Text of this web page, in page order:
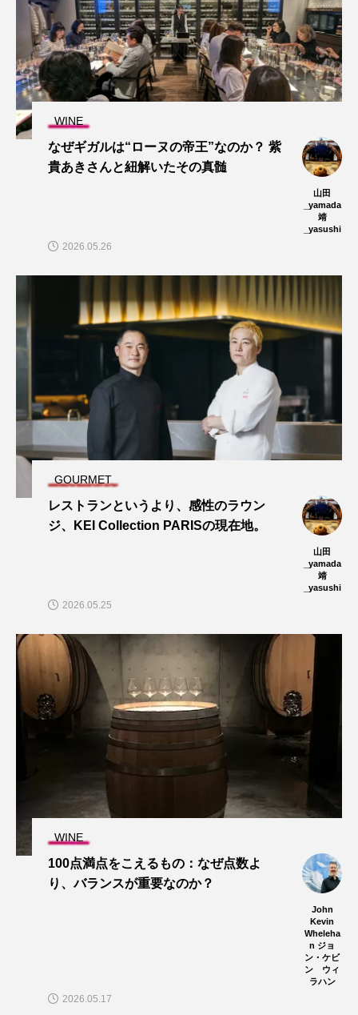
WINE
なぜギガルは“ローヌの帝王”なのか？ 紫
貴あきさんと紐解いたその真髄
山田
_yamada
靖
_yasushi
2026.05.26
GOURMET
レストランというより、感性のラウン
ジ、KEI Collection PARISの現在地。
山田
_yamada
靖
_yasushi
2026.05.25
WINE
100点満点をこえるもの：なぜ点数よ
り、バランスが重要なのか？
John
Kevin
Wheleha
n ジョ
ン・ケビ
ン ウィ
ラハン
2026.05.17